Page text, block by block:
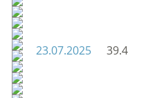
23.07.2025 39.4